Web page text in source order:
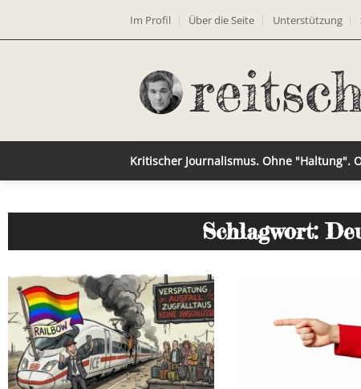
Im Profil Über die Seite Unterstützung
Kritischer Journalismus. Ohne "Haltung".
Schlagwort: